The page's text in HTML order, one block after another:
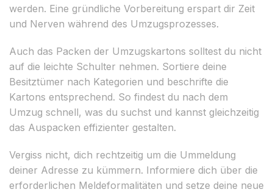
werden. Eine gründliche Vorbereitung erspart dir Zeit
und Nerven während des Umzugsprozesses.
Auch das Packen der Umzugskartons solltest du nicht
auf die leichte Schulter nehmen. Sortiere deine
Besitztümer nach Kategorien und beschrifte die
Kartons entsprechend. So findest du nach dem
Umzug schnell, was du suchst und kannst gleichzeitig
das Auspacken effizienter gestalten.
Vergiss nicht, dich rechtzeitig um die Ummeldung
deiner Adresse zu kümmern. Informiere dich über die
erforderlichen Meldeformalitäten und setze deine neue